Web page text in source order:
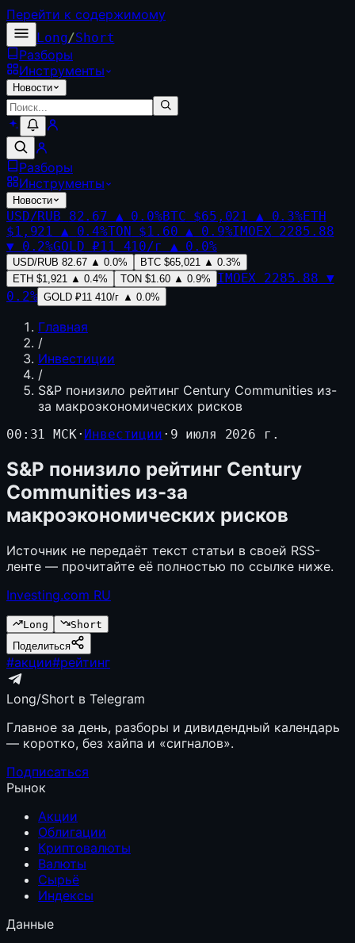
Перейти к содержимому
Long/Short
Разборы
Инструменты
Новости
Разборы
Инструменты
Новости
USD/RUB 82.67 ▲ 0.0%BTC $65,021 ▲ 0.3%ETH
$1,921 ▲ 0.4%TON $1.60 ▲ 0.9%IMOEX 2285.88
▼ 0.2%GOLD ₽11 410/г ▲ 0.0%
USD/RUB 82.67 ▲ 0.0% BTC $65,021 ▲ 0.3%
ETH $1,921 ▲ 0.4% TON $1.60 ▲ 0.9% IMOEX 2285.88 ▼
0.2% GOLD ₽11 410/г ▲ 0.0%
Главная
/
Инвестиции
/
S&P понизило рейтинг Century Communities из-
за макроэкономических рисков
00:31 МСК· Инвестиции · 9 июля 2026 г.
S&P понизило рейтинг Century
Communities из-за
макроэкономических рисков
Источник не передаёт текст статьи в своей RSS-
ленте — прочитайте её полностью по ссылке ниже.
Investing.com RU
Long
Short
Поделиться
#акции#рейтинг
Long/Short в Telegram
Главное за день, разборы и дивидендный календарь
— коротко, без хайпа и «сигналов».
Подписаться
Рынок
Акции
Облигации
Криптовалюты
Валюты
Сырьё
Индексы
Данные